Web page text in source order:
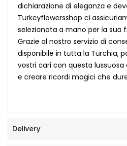
dichiarazione di eleganza e
Turkeyflowersshop ci
selezionata a mano per la sua
Grazie al nostro servizio di
disponibile in tutta la Turchia,
vostri cari con questa lussuosa
e creare ricordi magici che
Delivery